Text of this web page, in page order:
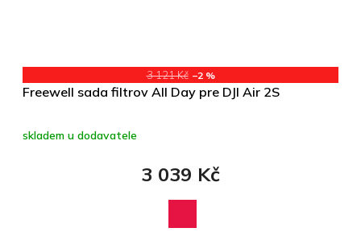
3 121 Kč –2 %
Freewell sada filtrov All Day pre DJI Air 2S
skladem u dodavatele
3 039 Kč